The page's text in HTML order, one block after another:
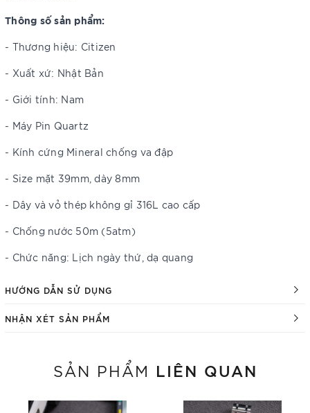
Thông số sản phẩm:
- Thương hiệu: Citizen
- Xuất xứ: Nhật Bản
- Giới tính: Nam
- Máy Pin Quartz
- Kính cứng Mineral chống va đập
- Size mặt 39mm, dày 8mm
- Dây và vỏ thép không gỉ 316L cao cấp
- Chống nước 50m (5atm)
- Chức năng: Lịch ngày thứ, dạ quang
HƯỚNG DẪN SỬ DỤNG
NHẬN XÉT SẢN PHẨM
SẢN PHẨM LIÊN QUAN